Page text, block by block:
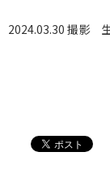
2024.03.30 撮影